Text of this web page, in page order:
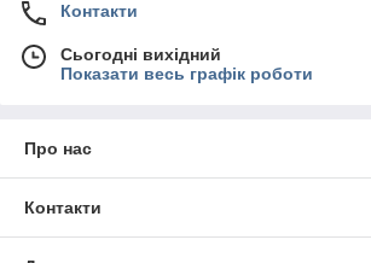
Контакти
Сьогодні вихідний
Показати весь графік роботи
Про нас
Контакти